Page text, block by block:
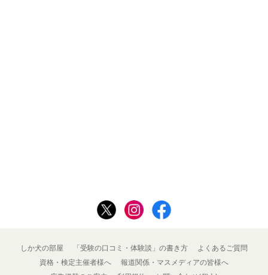
しか犬の部屋 「受験の口コミ・体験談」の書き方
よくあるご質問
資格・検定主催者様へ
報道関係・マスメディアの皆様へ